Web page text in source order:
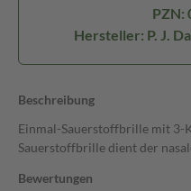
PZN:
Hersteller: P. J.
Beschreibung
Einmal-Sauerstoffbrille mit 3-
Sauerstoffbrille dient der
Bewertungen